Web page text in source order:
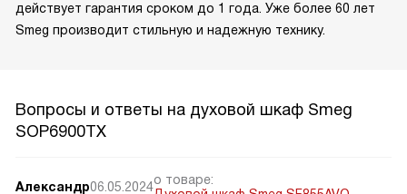
действует гарантия сроком до 1 года. Уже более 60 лет
Smeg производит стильную и надежную технику.
Вопросы и ответы на духовой шкаф Smeg
SOP6900TX
Александр06.05.2024о товаре: